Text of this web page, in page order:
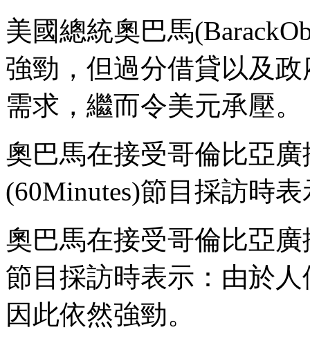
美國總統奧巴馬
強勁，但過分借貸以及
需求，繼而令美元承壓。
奧巴馬在接受哥倫比亞
(60Minutes)節目採訪時
奧巴馬在接受哥倫比亞廣
節目採訪時表示：由於
因此依然強勁。